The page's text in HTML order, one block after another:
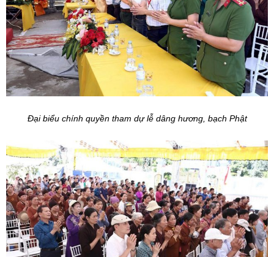
Đại biểu chính quyền tham dự lễ dâng hương, bạch Phật